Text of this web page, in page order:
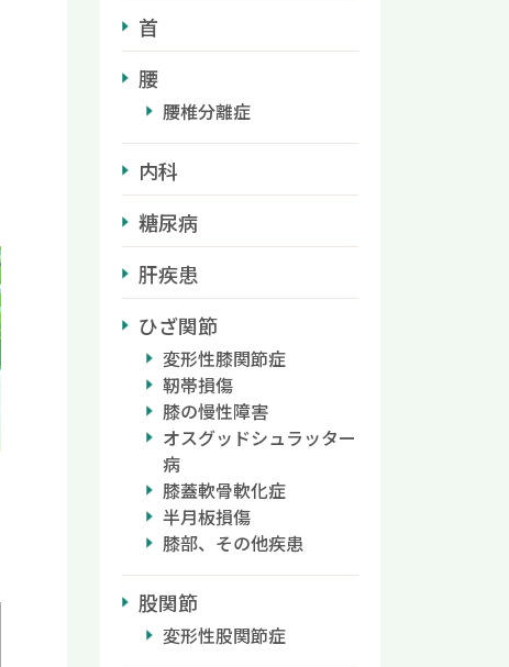
首
腰
腰椎分離症
内科
糖尿病
肝疾患
ひざ関節
変形性膝関節症
靭帯損傷
膝の慢性障害
オスグッドシュラッター
病
膝蓋軟骨軟化症
半月板損傷
膝部、その他疾患
股関節
変形性股関節症